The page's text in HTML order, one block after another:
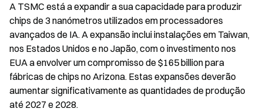
A TSMC está a expandir a sua capacidade para produzir
chips de 3 nanómetros utilizados em processadores
avançados de IA. A expansão inclui instalações em Taiwan,
nos Estados Unidos e no Japão, com o investimento nos
EUA a envolver um compromisso de $165 billion para
fábricas de chips no Arizona. Estas expansões deverão
aumentar significativamente as quantidades de produção
até 2027 e 2028.